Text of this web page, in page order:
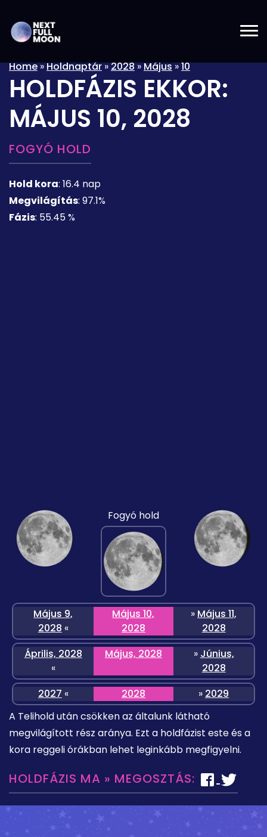
Home»Holdnaptár»2028»Május»10
HOLDFÁZIS EKKOR:
MÁJUS 10, 2028
FOGYÓ HOLD
Hold kora: 16.4 nap
Megvilágítás: 97.1%
Fázis: 55.45 %
Fogyó hold
Május 9,
2028 «
Május 10,
2028
» Május 11,
2028
Április, 2028
«
Május, 2028 » Június,
2028
2027 « 2028 » 2029
A Telihold után csökken az általunk látható
megvilágított rész aránya. Ezt a holdfázist este és a
kora reggeli órákban lehet leginkább megfigyelni.
HOLDFÁZIS MA » MEGOSZTÁS: